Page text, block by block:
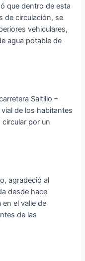
que dentro de esta
de circulación, se
vehiculares,
agua potable de
Saltillo –
de los habitantes
por un
agradeció al
desde hace
el valle de
de las